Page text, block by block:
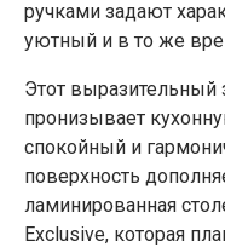
ручками задают
уютный и в то же
Этот выразительный
пронизывает
спокойный и
поверхность
ламинированная
Exclusive, которая